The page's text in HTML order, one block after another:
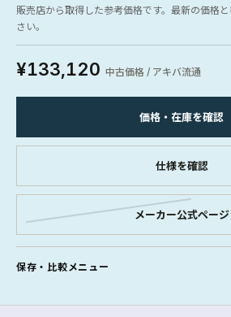
販売店から取得した参考価格です。最新の価格
さい。
¥133,120 中古価格 / アキバ流通
価格・在庫を確認
仕様を確認
メーカー公式ページ
保存・比較メニュー